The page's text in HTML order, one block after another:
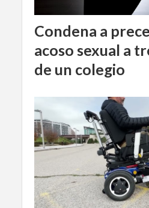
Condena a
acoso sexual a
de un colegio